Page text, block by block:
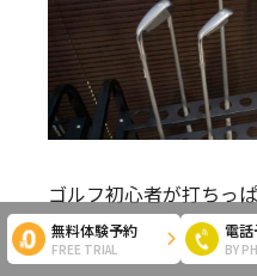
無料体験予約
FREE TRIAL
電
BY
ゴルフ初心者が打ちっ
る、おすすめの練習方